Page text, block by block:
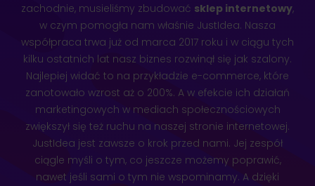
zachodnie, musieliśmy zbudować sklep internetowy,
w czym pomogła nam właśnie JustIdea. Nasza
współpraca trwa już od marca 2017 roku i w ciągu tych
kilku ostatnich lat nasz biznes rozwinął się jak szalony.
Najlepiej widać to na przykładzie e-commerce, które
zanotowało wzrost aż o 200%. A w efekcie ich działań
marketingowych w mediach społecznościowych
zwiększył się też ruchu na naszej stronie internetowej.
JustIdea jest zawsze o krok przed nami. Jej zespół
ciągle myśli o tym, co jeszcze możemy poprawić,
nawet jeśli sami o tym nie wspominamy. A dzięki